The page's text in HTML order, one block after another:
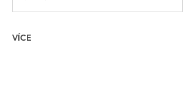
VÍCE